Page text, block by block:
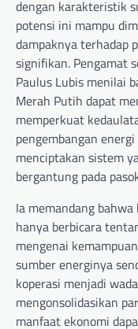
dengan karakteristik
potensi ini mampu
dampaknya terhadap
signifikan. Pengamat
Paulus Lubis menilai
Merah Putih dapat
memperkuat
pengembangan
menciptakan sistem
bergantung pada
Ia memandang
hanya berbicara
mengenai
sumber energinya
koperasi menjadi
mengonsolidasikan
manfaat ekonomi